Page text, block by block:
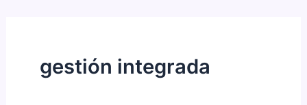
gestión integrada